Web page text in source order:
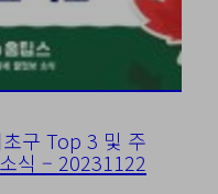
구 Top 3 및 주
식 – 20231122